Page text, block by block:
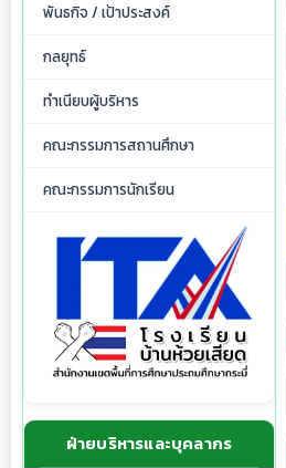
พันธกิจ / เป้าประสงค์
กลยุทธ์
ทำเนียบผู้บริหาร
คณะกรรมการสถานศึกษา
คณะกรรมการนักเรียน
ฝ่ายบริหารและบุคลากร